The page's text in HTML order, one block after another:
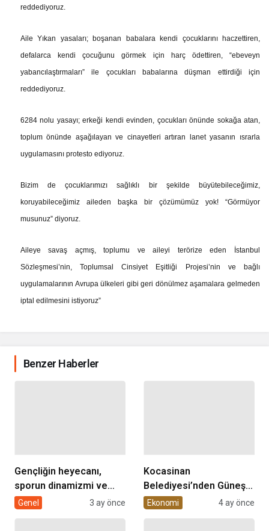
reddediyoruz.
Aile Yıkan yasaları; boşanan babalara kendi çocuklarını haczettiren,
defalarca kendi çocuğunu görmek için harç ödettiren, “ebeveyn
yabancılaştırmaları” ile çocukları babalarına düşman ettirdiği için
reddediyoruz.
6284 nolu yasayı; erkeği kendi evinden, çocukları önünde sokağa atan,
toplum önünde aşağılayan ve cinayetleri artıran lanet yasanın ısrarla
uygulamasını protesto ediyoruz.
Bizim de çocuklarımızı sağlıklı bir şekilde büyütebileceğimiz,
koruyabileceğimiz aileden başka bir çözümümüz yok! “Görmüyor
musunuz” diyoruz.
Aileye savaş açmış, toplumu ve aileyi terörize eden İstanbul
Sözleşmesi’nin, Toplumsal Cinsiyet Eşitliği Projesi’nin ve bağlı
uygulamalarının Avrupa ülkeleri gibi geri dönülmez aşamalara gelmeden
iptal edilmesini istiyoruz”
Benzer Haberler
Gençliğin heyecanı,
sporun dinamizmi ve
müziğin coşkusu
Genel 3 ay önce
Kocasinan
Belediyesi’nden Güneş
Enerjisi Hamlesi
Ekonomi 4 ay önce